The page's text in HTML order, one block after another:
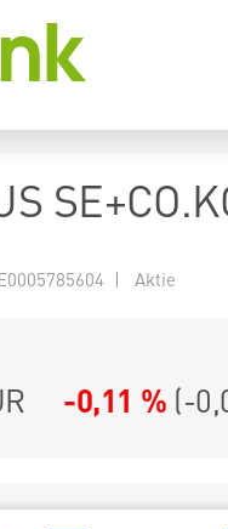
| Aktie
-0,11 % (-